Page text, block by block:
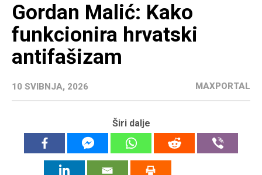
Gordan Malić: Kako
funkcionira hrvatski
antifašizam
10 SVIBNJA, 2026 MAXPORTAL
Širi dalje